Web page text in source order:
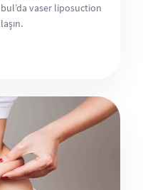
vaser liposuction